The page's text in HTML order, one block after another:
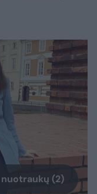
nuotraukų (2)